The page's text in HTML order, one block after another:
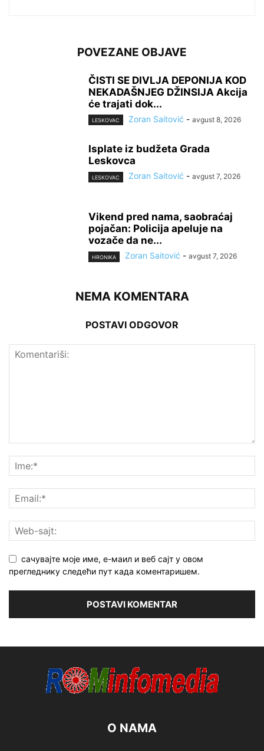
POVEZANE OBJAVE
ČISTI SE DIVLJA DEPONIJA KOD
NEKADAŠNJEG DŽINSIJA Akcija
će trajati dok...
LESKOVAC Zoran Saitović - avgust 8, 2026
Isplate iz budžeta Grada
Leskovca
LESKOVAC Zoran Saitović - avgust 7, 2026
Vikend pred nama, saobraćaj
pojačan: Policija apeluje na
vozače da ne...
HRONIKA Zoran Saitović - avgust 7, 2026
NEMA KOMENTARA
POSTAVI ODGOVOR
сачувајте моје име, е-маил и веб сајт у овом
прегледнику следећи пут када коментаришем.
O NAMA